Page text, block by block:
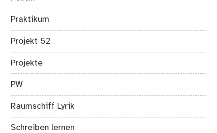
Praktikum
Projekt 52
Projekte
PW
Raumschiff Lyrik
Schreiben lernen